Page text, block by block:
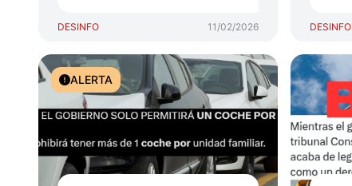
DESINFO 11/02/2026 DESINFO
ALERTA